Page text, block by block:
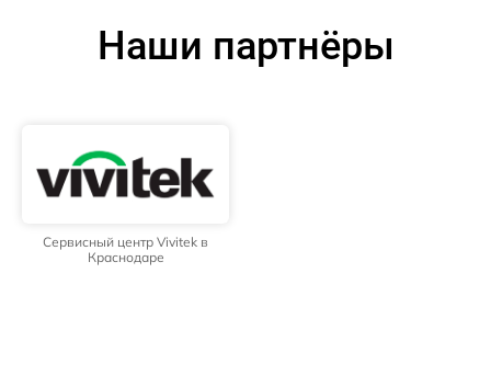
Наши партнёры
Сервисный центр Vivitek в
Краснодаре